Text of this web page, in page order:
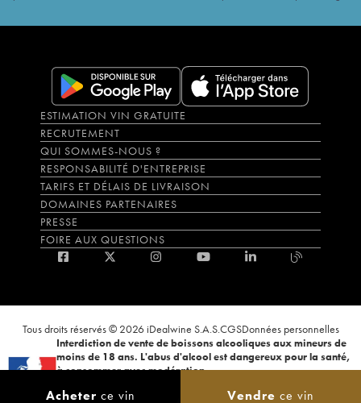
Acheter ce vin Vendre ce vin
ESTIMATION VIN GRATUITE
RECRUTEMENT
QUI SOMMES-NOUS ?
RESPONSABILITÉ D'ENTREPRISE
TARIFS ET DÉLAIS DE LIVRAISON
DOMAINES PARTENAIRES
PRESSE
FOIRE AUX QUESTIONS
Tous droits réservés © 2026 iDealwine S.A.S.CGSDonnées personnelles
Interdiction de vente de boissons alcooliques aux mineurs de
moins de 18 ans. L'abus d'alcool est dangereux pour la santé,
à consommer avec modération.
ligne. CODE DE LA SANTÉ PUBLIQUE, ART.L.3342-1 et L.3353-3